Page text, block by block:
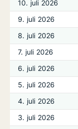
10. juli 2026
9. juli 2026
8. juli 2026
7. juli 2026
6. juli 2026
5. juli 2026
4. juli 2026
3. juli 2026